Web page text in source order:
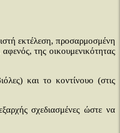
εκτέλεση, προσαρμοσμένη
της οικουμενικότητας
και το κοντίνουο (στις
σχεδιασμένες ώστε να